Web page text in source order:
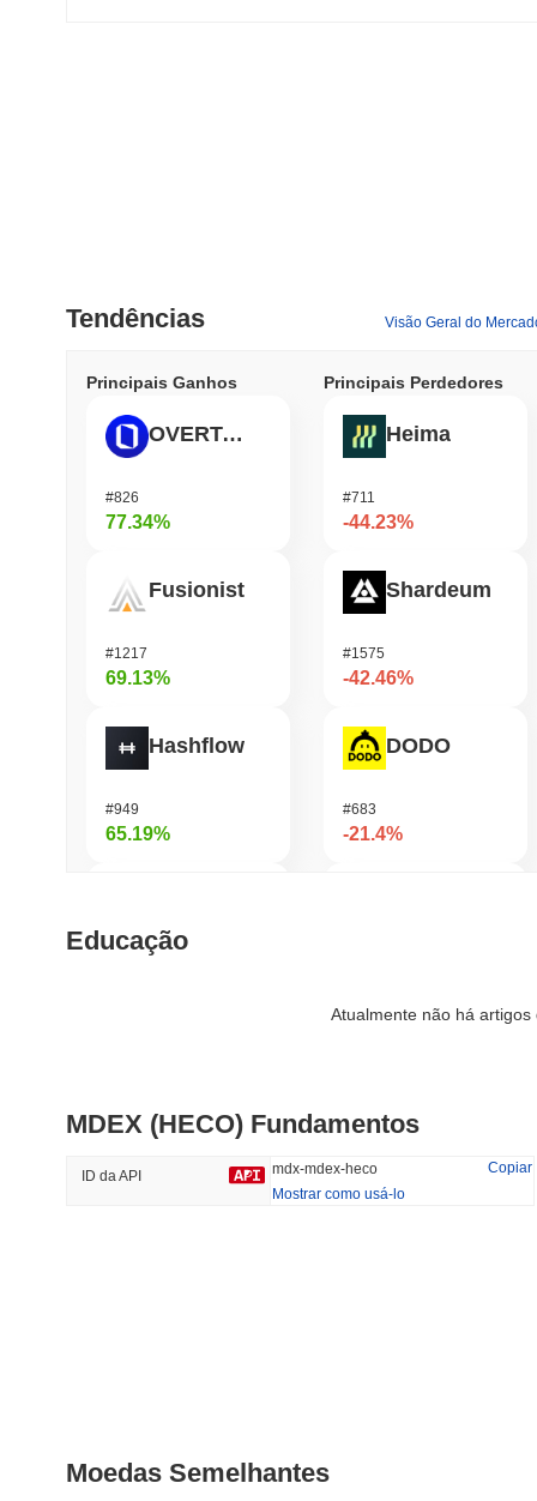
Tendências Visão Geral do
Principais Ganhos
OVERTAKE
#826
77.34%
Fusionist
#1217
69.13%
Hashflow
#949
65.19%
#172
45.19%
Principais Perdedores
Heima
#711
-44.23%
Shardeum
#1575
-42.46%
DODO
#683
-21.4%
#229
Educação
Atualmente não há
MDEX (HECO) Fundamentos
ID da API mdx-mdex-heco
Copiar
Mostrar como usá-lo
Moedas Semelhantes